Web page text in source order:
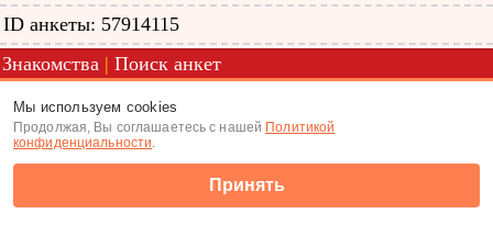
ID анкеты: 57914115
Знакомства | Поиск анкет
(c) Tabor.ru 2026
Мы используем cookies
Продолжая, Вы соглашаетесь с нашей Политикой
конфиденциальности.
Принять